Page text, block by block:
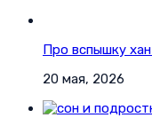
Про вспышку
20 мая, 2026